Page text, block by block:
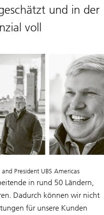
und in der
voll
President UBS Americas
in rund 50 Ländern,
Dadurch können wir nicht
für unsere Kunden